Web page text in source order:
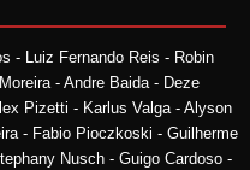
- Luiz Fernando Reis - Robin
- Andre Baida - Deze
Pizetti - Karlus Valga - Alyson
- Fabio Pioczkoski - Guilherme
Nusch - Guigo Cardoso -